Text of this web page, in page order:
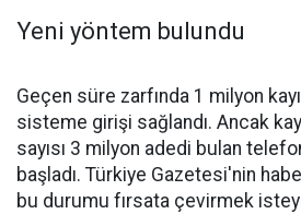
Yeni yöntem bulundu
Geçen süre zarfında 1 milyon
sisteme girişi sağlandı. Ancak
sayısı 3 milyon adedi bulan
başladı. Türkiye Gazetesi'nin
bu durumu fırsata çevirmek